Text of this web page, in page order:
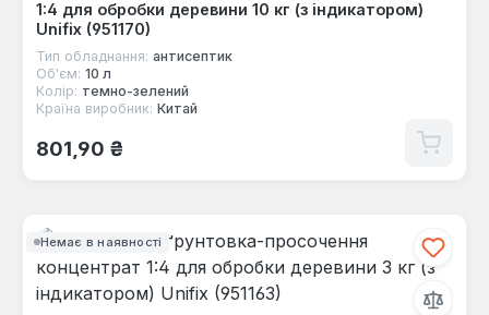
1:4 для обробки деревини 10 кг (з індикатором)
Unifix (951170)
Тип обладнання: антисептик
Об'єм: 10 л
Колір: темно-зелений
Країна виробник: Китай
Звичайна ціна:
801,90 ₴
Немає в наявності